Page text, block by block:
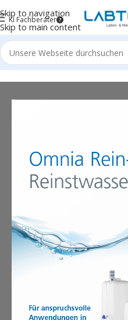
Skip to navigation
Skip to main content
KI Fachberater